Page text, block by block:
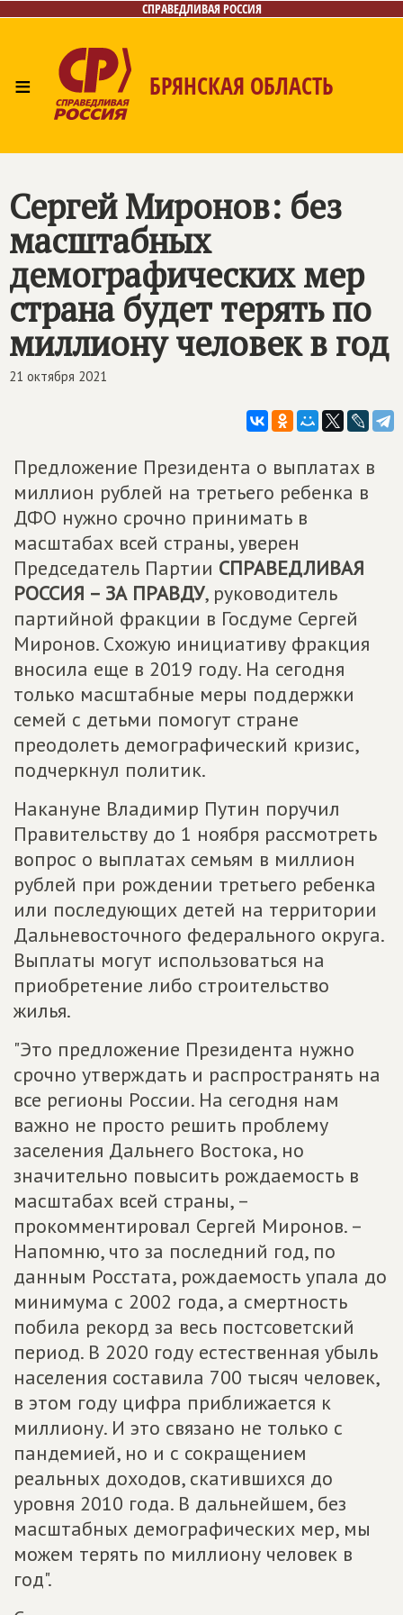
СПРАВЕДЛИВАЯ РОССИЯ
≡ БРЯНСКАЯ ОБЛАСТЬ
Сергей Миронов: без
масштабных
демографических мер
страна будет терять по
миллиону человек в год
21 октября 2021
Предложение Президента о выплатах в
миллион рублей на третьего ребенка в
ДФО нужно срочно принимать в
масштабах всей страны, уверен
Председатель Партии СПРАВЕДЛИВАЯ
РОССИЯ – ЗА ПРАВДУ, руководитель
партийной фракции в Госдуме Сергей
Миронов. Схожую инициативу фракция
вносила еще в 2019 году. На сегодня
только масштабные меры поддержки
семей с детьми помогут стране
преодолеть демографический кризис,
подчеркнул политик.
Накануне Владимир Путин поручил
Правительству до 1 ноября рассмотреть
вопрос о выплатах семьям в миллион
рублей при рождении третьего ребенка
или последующих детей на территории
Дальневосточного федерального округа.
Выплаты могут использоваться на
приобретение либо строительство
жилья.
"Это предложение Президента нужно
срочно утверждать и распространять на
все регионы России. На сегодня нам
важно не просто решить проблему
заселения Дальнего Востока, но
значительно повысить рождаемость в
масштабах всей страны, –
прокомментировал Сергей Миронов. –
Напомню, что за последний год, по
данным Росстата, рождаемость упала до
минимума с 2002 года, а смертность
побила рекорд за весь постсоветский
период. В 2020 году естественная убыль
населения составила 700 тысяч человек,
в этом году цифра приближается к
миллиону. И это связано не только с
пандемией, но и с сокращением
реальных доходов, скатившихся до
уровня 2010 года. В дальнейшем, без
масштабных демографических мер, мы
можем терять по миллиону человек в
год".